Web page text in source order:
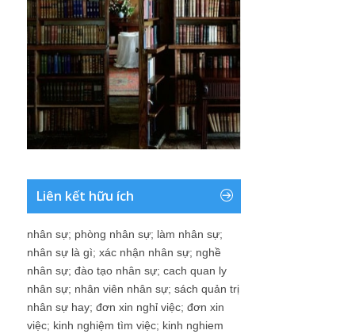
Liên kết hữu ích
nhân sự; phòng nhân sự; làm nhân sự;
nhân sự là gì; xác nhận nhân sự; nghề
nhân sự; đào tạo nhân sự; cach quan ly
nhân sự; nhân viên nhân sự; sách quản trị
nhân sự hay; đơn xin nghỉ việc; đơn xin
việc; kinh nghiệm tìm việc; kinh nghiem